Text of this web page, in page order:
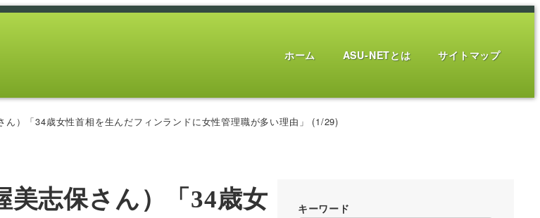
ホーム ASU-NETとは サイトマップ
）「34歳女性首相を生んだフィンランドに女性管理職が多い理由」 (1/29)
志保さん）「34歳女
キーワード